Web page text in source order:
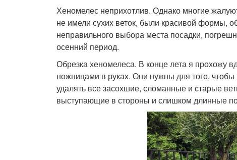
Хеномелес неприхотлив. Однако многие
не имели сухих веток, были красивой формы,
неправильного выбора места посадки,
осенний период.
Обрезка хеномелеса. В конце лета я прохожу
ножницами в руках. Они нужны для того,
удалять все засохшие, сломанные и старые
выступающие в стороны и слишком длинные